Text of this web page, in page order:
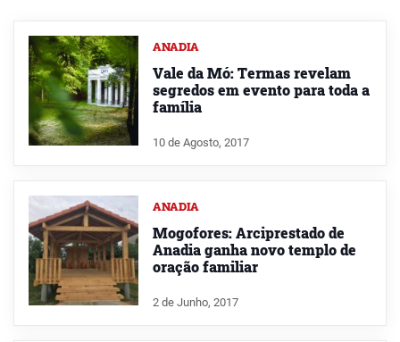
ANADIA
Vale da Mó: Termas revelam
segredos em evento para toda a
família
10 de Agosto, 2017
ANADIA
Mogofores: Arciprestado de
Anadia ganha novo templo de
oração familiar
2 de Junho, 2017